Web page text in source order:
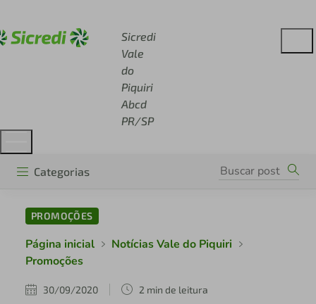
Sicredi
Vale
do
Piquiri
Abcd
PR/SP
Categorias
PROMOÇÕES
Página inicial
Notícias Vale do Piquiri
Promoções
30/09/2020 2 min de leitura